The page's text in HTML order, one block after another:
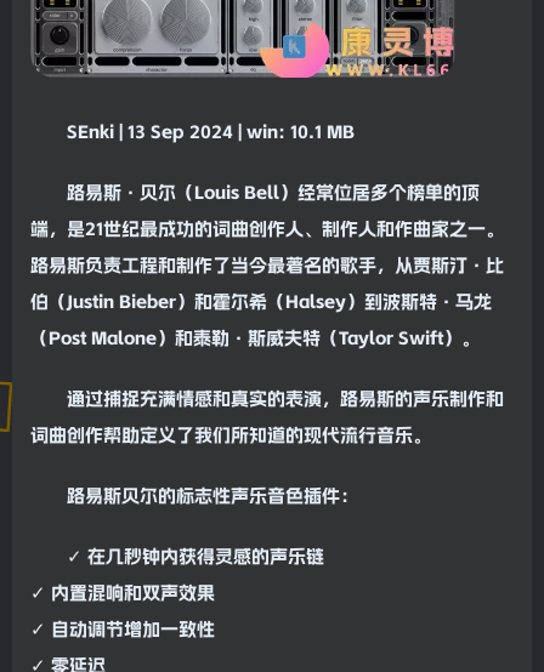
SEnki | 13 Sep 2024 | win: 10.1 MB
路易斯·贝尔（Louis Bell）经常位居多个榜单的顶
端，是21世纪最成功的词曲创作人、制作人和作曲家之一。
路易斯负责工程和制作了当今最著名的歌手，从贾斯汀·比
伯（Justin Bieber）和霍尔希（Halsey）到波斯特·马龙
（Post Malone）和泰勒·斯威夫特（Taylor Swift）。
通过捕捉充满情感和真实的表演，路易斯的声乐制作和
词曲创作帮助定义了我们所知道的现代流行音乐。
路易斯贝尔的标志性声乐音色插件：
✓ 在几秒钟内获得灵感的声乐链
✓ 内置混响和双声效果
✓ 自动调节增加一致性
✓ 零延迟